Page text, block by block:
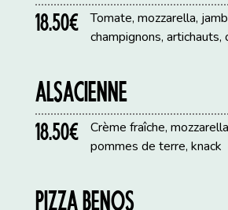
18.50€
Tomate, mozzarella,
champignons, artichauts,
ALSACIENNE
18.50€
Crème fraîche,
pommes de terre, knack
PIZZA BENOS